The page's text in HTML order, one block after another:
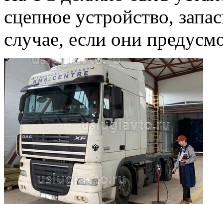
сцепное устройство,
случае, если они